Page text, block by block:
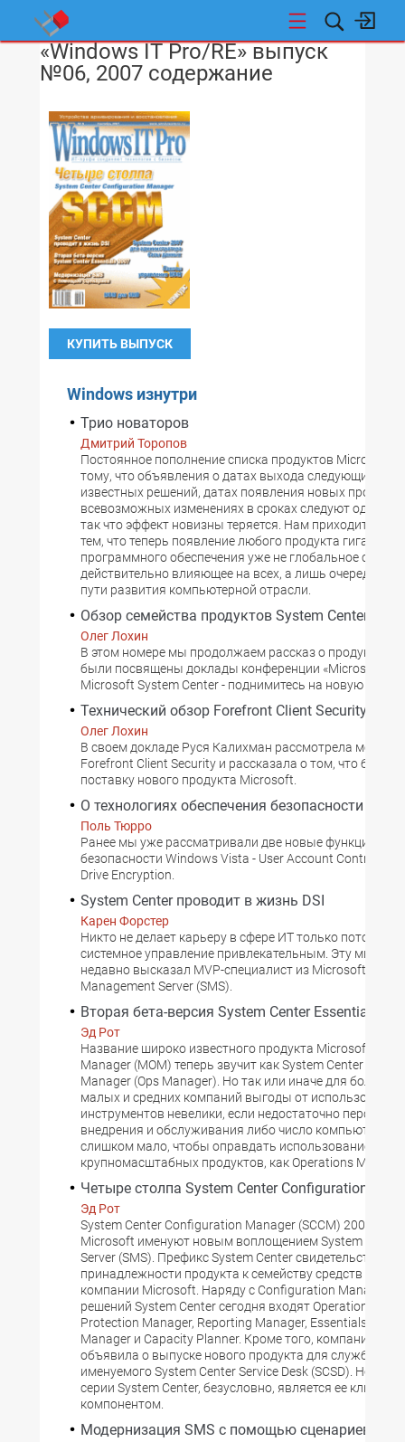
НОВОСТИ
«Windows IT Pro/RE» выпуск
№06, 2007 содержание
КУПИТЬ ВЫПУСК
Windows изнутри
Трио новаторов
Дмитрий Торопов
Постоянное пополнение списка продуктов Microsoft
тому, что объявления о датах выхода следующих
известных решений, датах появления новых
всевозможных изменениях в сроках следуют одно за
так что эффект новизны теряется. Нам приходится
тем, что теперь появление любого продукта гиганта
программного обеспечения уже не глобальное
действительно влияющее на всех, а лишь очередной
пути развития компьютерной отрасли.
Обзор семейства продуктов System Center
Олег Лохин
В этом номере мы продолжаем рассказ о продуктах,
были посвящены доклады конференции «Microsoft
Microsoft System Center - поднимитесь на новую
Технический обзор Forefront Client Security
Олег Лохин
В своем докладе Руся Калихман рассмотрела
Forefront Client Security и рассказала о том, что будет
поставку нового продукта Microsoft.
О технологиях обеспечения безопасности Vista
Поль Тюрро
Ранее мы уже рассматривали две новые функции
безопасности Windows Vista - User Account Control и
Drive Encryption.
System Center проводит в жизнь DSI
Карен Форстер
Никто не делает карьеру в сфере ИТ только потому,
системное управление привлекательным. Эту мысль
недавно высказал MVP-специалист из Microsoft
Management Server (SMS).
Вторая бета-версия System Center Essentials
Эд Рот
Название широко известного продукта Microsoft
Manager (MOM) теперь звучит как System Center
Manager (Ops Manager). Но так или иначе для
малых и средних компаний выгоды от использования
инструментов невелики, если недостаточно
внедрения и обслуживания либо число компьютеров
слишком мало, чтобы оправдать использование
крупномасштабных продуктов, как Operations
Четыре столпа System Center Configuration
Эд Рот
System Center Configuration Manager (SCCM) 2007 в
Microsoft именуют новым воплощением System
Server (SMS). Префикс System Center свидетельствует о
принадлежности продукта к семейству средств
компании Microsoft. Наряду с Configuration Manager в
решений System Center сегодня входят Operations
Protection Manager, Reporting Manager, Essentials,
Manager и Capacity Planner. Кроме того, компания
объявила о выпуске нового продукта для службы
именуемого System Center Service Desk (SCSD). Но
серии System Center, безусловно, является ее
компонентом.
Модернизация SMS с помощью сценариев